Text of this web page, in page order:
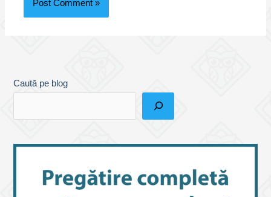
Caută pe blog